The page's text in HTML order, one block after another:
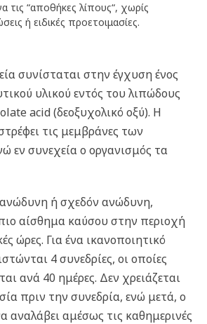
τις “αποθήκες λίπους“, χωρίς
ή ειδικές προετοιμασίες.
συνίσταται στην έγχυση ένος
υλικού εντός του λιπώδους
acid(δεοξυχολικό οξύ). Η
τις μεμβράνες των
εν συνεχεία ο οργανισμός τα
ανώδυνη ή σχεδόν ανώδυνη,
αίσθημα καύσου στην περιοχή
ώρες. Για ένα ικανοποιητικό
4 συνεδρίες, οι οποίες
ανά 40 ημέρες. Δεν χρειάζεται
πριν την συνεδρία, ενώ μετά, ο
αναλάβει αμέσως τις καθημερινές